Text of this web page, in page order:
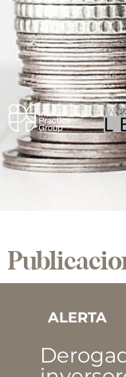
ALERTA